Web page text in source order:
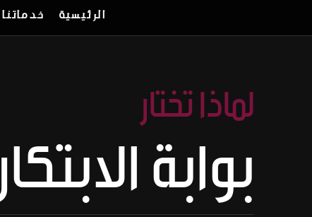
الرئيسية خدماتنا
لماذا تختار
بوابة الابتكار